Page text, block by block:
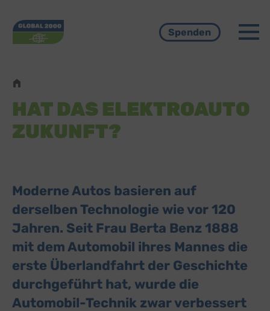
Spenden
HAT DAS ELEKTROAUTO
ZUKUNFT?
Moderne Autos basieren auf
derselben Technologie wie vor 120
Jahren. Seit Frau Berta Benz 1888
mit dem Automobil ihres Mannes die
erste Überlandfahrt der Geschichte
durchgeführt hat, wurde die
Automobil-Technik zwar verbessert